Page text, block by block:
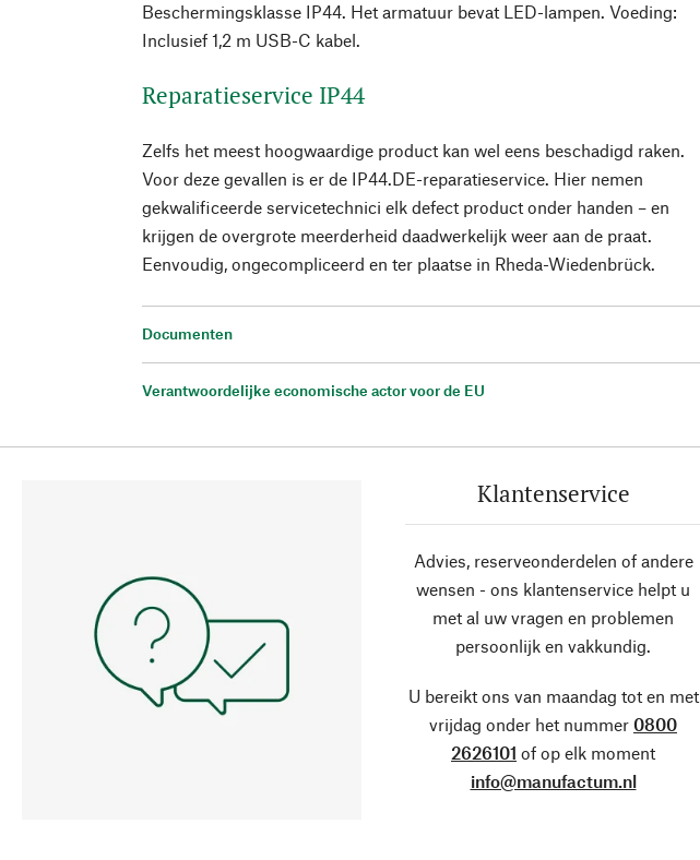
Beschermingsklasse IP44. Het armatuur bevat LED-lampen. Voeding:
Inclusief 1,2 m USB-C kabel.
Reparatieservice IP44
Zelfs het meest hoogwaardige product kan wel eens beschadigd raken.
Voor deze gevallen is er de IP44.DE-reparatieservice. Hier nemen
gekwalificeerde servicetechnici elk defect product onder handen – en
krijgen de overgrote meerderheid daadwerkelijk weer aan de praat.
Eenvoudig, ongecompliceerd en ter plaatse in Rheda-Wiedenbrück.
Documenten
Verantwoordelijke economische actor voor de EU
Klantenservice
Advies, reserveonderdelen of andere
wensen - ons klantenservice helpt u
met al uw vragen en problemen
persoonlijk en vakkundig.
U bereikt ons van maandag tot en met
vrijdag onder het nummer 0800
2626101 of op elk moment
info@manufactum.nl